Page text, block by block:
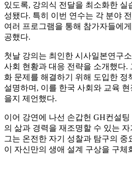
있도록, 강의식 전달을 최소화한 실
성됐다. 특히 이번 연수는 각 분야
여러 프로그램을 통해 참가자들에
공했다.
첫날 강의는 최인한 시사일본연구
사회 현황과 대응 전략을 소개했다.
화 문제를 해결하기 위해 도입한 정
설명하며, 이를 한국 사회와 교육
을지 제언했다.
이어 강연에 나선 손갑헌 GH컨설
의 삶과 경력을 재조명할 수 있는
그는 온전한 자기 성찰과 탐구의 중
이 자신만의 생애 설계 구상을 구체